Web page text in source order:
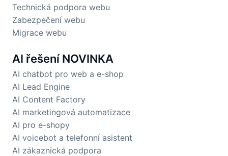
Technická podpora webu
Zabezpečení webu
Migrace webu
AI řešení NOVINKA
AI chatbot pro web a e-shop
AI Lead Engine
AI Content Factory
AI marketingová automatizace
AI pro e-shopy
AI voicebot a telefonní asistent
AI zákaznická podpora